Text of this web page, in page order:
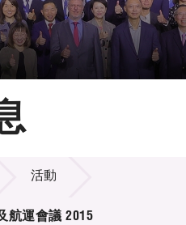
活動
航運會議 2015